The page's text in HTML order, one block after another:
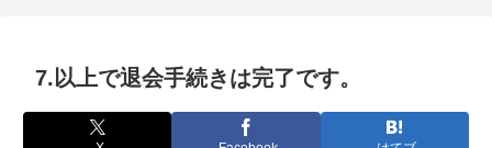
7.以上で退会手続きは完了です。